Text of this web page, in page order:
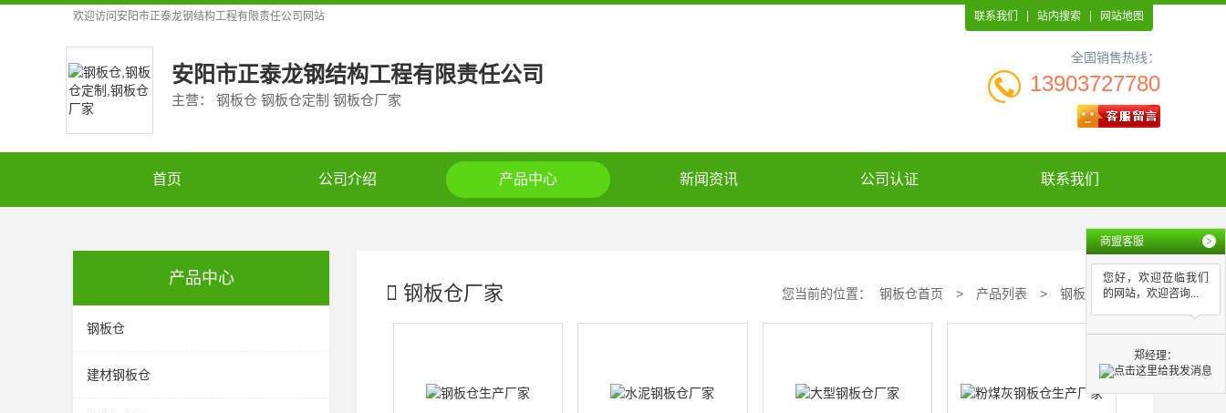
欢迎访问 安阳市正泰龙钢结构工程有限责任公司 网站 联系我们 站内搜索 网站地图
安阳市正泰龙钢结构工程有限责任公司
主营： 钢板仓 钢板仓定制 钢板仓厂家
全国销售热线：
13903727780
首页 公司介绍 产品中心 新闻资讯 公司认证 联系我们
产品中心
钢板仓
建材钢板仓
钢板仓厂家 您当前的位置： 钢板仓首页 > 产品列表 > 钢板仓厂家
商盟客服 >
您好，欢迎莅临我们
的网站，欢迎咨询...
郑经理：